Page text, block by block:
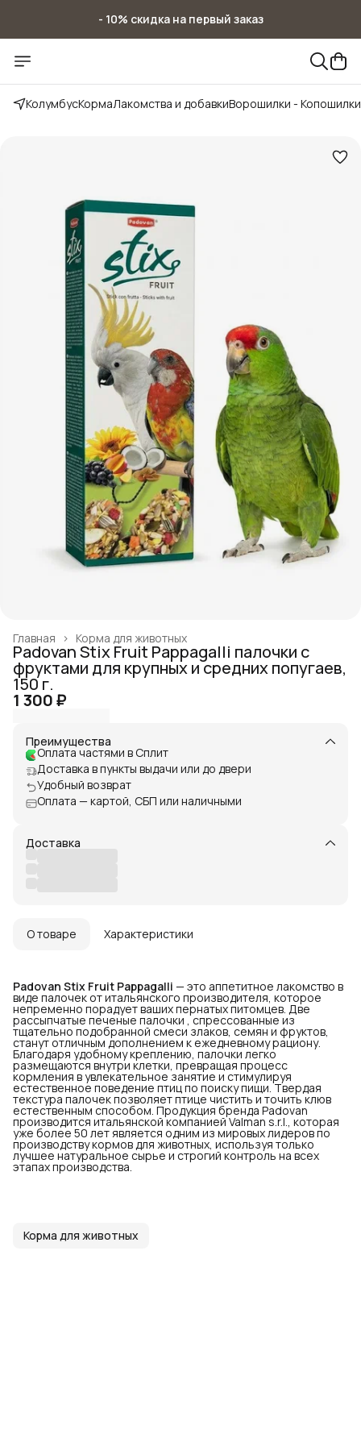
- 10% скидка на первый заказ
КолумбусКормаЛакомства и добавкиВорошилки - Копошилки
Корма для животных
Главная ›
Padovan Stix Fruit Pappagalli палочки с
фруктами для крупных и средних попугаев,
150 г.
1 300 ₽
Преимущества
Оплата частями в Сплит
Доставка в пункты выдачи или до двери
Удобный возврат
Оплата — картой, СБП или наличными
Доставка
О товаре Характеристики
Padovan Stix Fruit Pappagalli — это аппетитное лакомство в
виде палочек от итальянского производителя, которое
непременно порадует ваших пернатых питомцев. Две
рассыпчатые печеные палочки , спрессованные из
тщательно подобранной смеси злаков, семян и фруктов,
станут отличным дополнением к ежедневному рациону.
Благодаря удобному креплению, палочки легко
размещаются внутри клетки, превращая процесс
кормления в увлекательное занятие и стимулируя
естественное поведение птиц по поиску пищи. Твердая
текстура палочек позволяет птице чистить и точить клюв
естественным способом. Продукция бренда Padovan
производится итальянской компанией Valman s.r.l., которая
уже более 50 лет является одним из мировых лидеров по
производству кормов для животных, используя только
лучшее натуральное сырье и строгий контроль на всех
этапах производства.
Корма для животных